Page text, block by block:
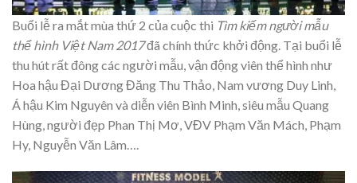
Buổi lễ ra mắt mùa thứ 2 của cuộc thi Tìm kiếm người mẫu
thể hình Việt Nam 2017đã chính thức khởi động. Tại buổi lễ
thu hút rất đông các người mẫu, vận động viên thể hình như
Hoa hậu Đại Dương Đăng Thu Thảo, Nam vương Duy Linh,
Á hậu Kim Nguyên và diễn viên Bình Minh, siêu mẫu Quang
Hùng, người đẹp Phan Thị Mơ, VĐV Phạm Văn Mách, Phạm
Hy, Nguyễn Văn Lâm….